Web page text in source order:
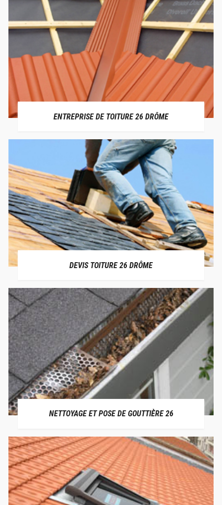
ENTREPRISE DE TOITURE 26 DRÔME
DEVIS TOITURE 26 DRÔME
NETTOYAGE ET POSE DE GOUTTIÈRE 26